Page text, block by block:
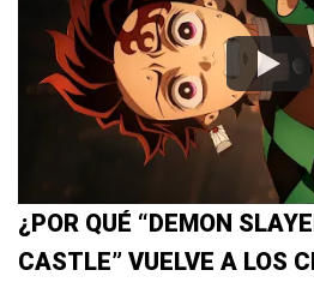
¿POR QUÉ “DEMON
CASTLE” VUELVE A LOS